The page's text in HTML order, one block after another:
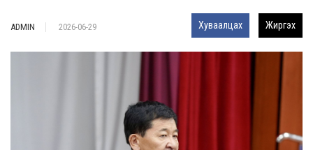
ADMIN 2026-06-29 Хуваалцах Жиргэх